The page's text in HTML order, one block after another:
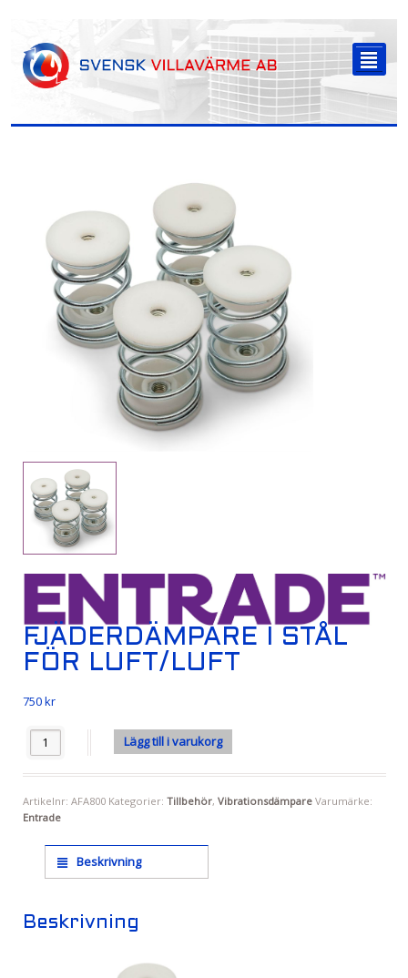
²
FJÄDERDÄMPARE I STÅL
FÖR LUFT/LUFT
750kr
Antal Lägg till i varukorg
Artikelnr: AFA800 Kategorier: Tillbehör, Vibrationsdämpare Varumärke:
Entrade
Beskrivning
Beskrivning